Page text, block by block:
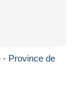
- Province de